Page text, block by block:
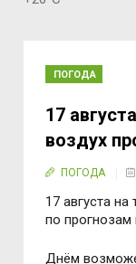
ПОГОДА
17
воздух
ПОГОДА
17 августа
по прогнозам
Днём